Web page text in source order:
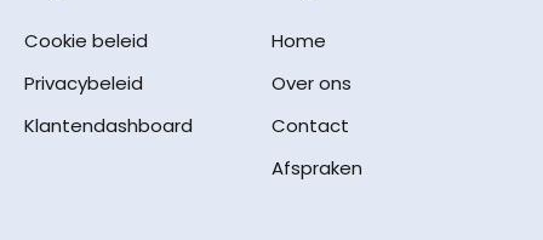
Cookie beleid
Privacybeleid
Klantendashboard
Home
Over ons
Contact
Afspraken